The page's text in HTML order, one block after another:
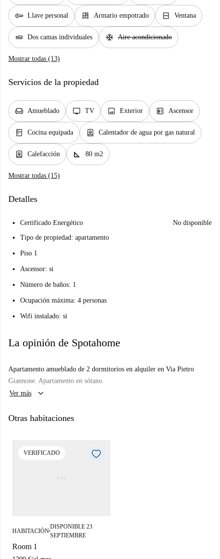
key Llave personal dresser Armario empotrado window_closed Ventana
airline_seat_flat Dos camas individuales ac_unit Aire acondicionado
Mostrar todas (13)
Servicios de la propiedad
chair Amueblado tv TV image Exterior elevator Ascensor
kitchen Cocina equipada water_heater Calentador de agua por gas natural
water_heater Calefacción square_foot 80 m2
Mostrar todas (15)
Detalles
Certificado Energético
No disponible
Tipo de propiedad: apartamento
Piso 1
Ascensor: si
Número de baños: 1
Ocupación máxima: 4 personas
Wifi instalado: si
La opinión de Spotahome
Apartamento amueblado de 2 dormitorios en alquiler en Via Pietro
Giannone. Apartamento en sótano.
Ver más
keyboard_arrow_down
Otras habitaciones
VERIFICADO
HABITACIÓN■
DISPONIBLE 23
SEPTIEMBRE
Room 1